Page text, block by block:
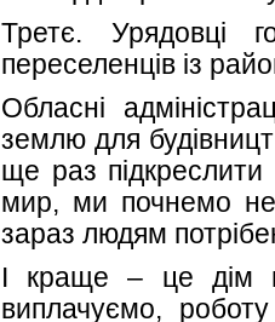
Третє. Урядовці
переселенців із
Обласні
землю для
ще раз
мир, ми почнемо
зараз людям
І краще – це дім
виплачуємо,